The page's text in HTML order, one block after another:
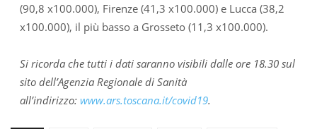
(90,8 x100.000), Firenze (41,3 x100.000) e Lucca (38,2
x100.000), il più basso a Grosseto (11,3 x100.000).
Si ricorda che tutti i dati saranno visibili dalle ore 18.30 sul
sito dell’Agenzia Regionale di Sanità
all’indirizzo: www.ars.toscana.it/covid19.